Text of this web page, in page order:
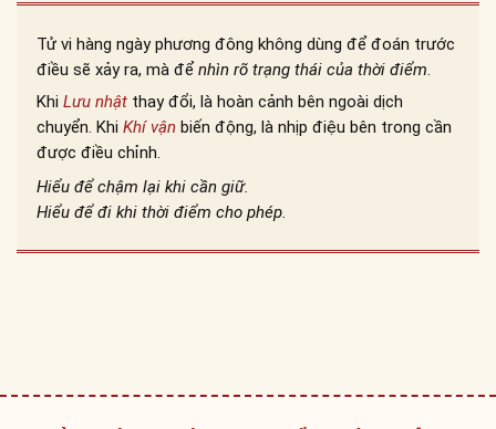
Tử vi hàng ngày phương đông không dùng để đoán trước
điều sẽ xảy ra, mà đểnhìn rõ trạng thái của thời điểm.
Khi Lưu nhật thay đổi, là hoàn cảnh bên ngoài dịch
chuyển. Khi Khí vận biến động, là nhịp điệu bên trong cần
được điều chỉnh.
Hiểu để chậm lại khi cần giữ.
Hiểu để đi khi thời điểm cho phép.